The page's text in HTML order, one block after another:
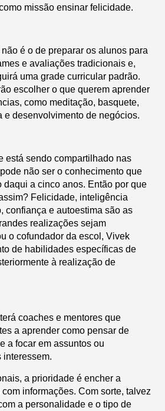
missão ensinar felicidade.
é o de preparar os alunos para
e avaliações tradicionais e,
uma grade curricular padrão.
escolher o que querem aprender
como meditação, basquete,
e desenvolvimento de negócios.
está sendo compartilhado nas
não ser o conhecimento que
daqui a cinco anos. Então por que
Felicidade, inteligência
confiança e autoestima são as
realizações sejam
o cofundador da escol, Vivek
de habilidades específicas de
à realização de
coaches e mentores que
a aprender como pensar de
a focar em assuntos ou
interessem.
a prioridade é encher a
informações. Com sorte, talvez
a personalidade e o tipo de